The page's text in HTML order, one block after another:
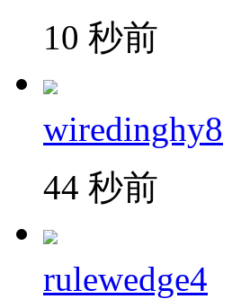
10 秒前
wiredinghy8
44 秒前
rulewedge4